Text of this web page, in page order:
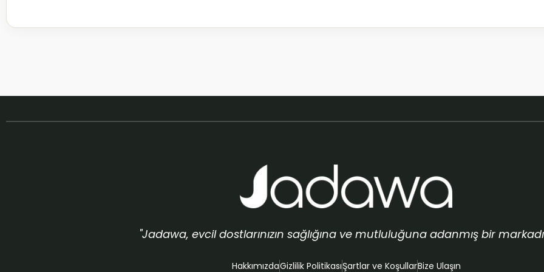
"Jadawa, evcil dostlarınızın sağlığına ve mutluluğuna adanmış bir
HakkımızdaGizlilik PolitikasıŞartlar ve KoşullarBize Ulaşın